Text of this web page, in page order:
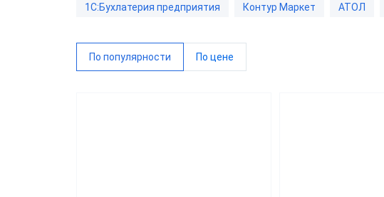
1С:Бухлатерия предприятия Контур Маркет АТОЛ
По популярности По цене